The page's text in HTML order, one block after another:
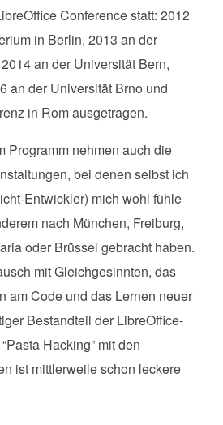
Conference statt: 2012
in Berlin, 2013 an der
an der Universität Bern,
an der Universität Brno und
in Rom ausgetragen.
Programm nehmen auch die
bei denen selbst ich
Entwickler) mich wohl fühle
nach München, Freiburg,
oder Brüssel gebracht haben.
mit Gleichgesinnten, das
am Code und das Lernen neuer
Bestandteil der LibreOffice-
Hacking” mit den
ist mittlerweile schon leckere